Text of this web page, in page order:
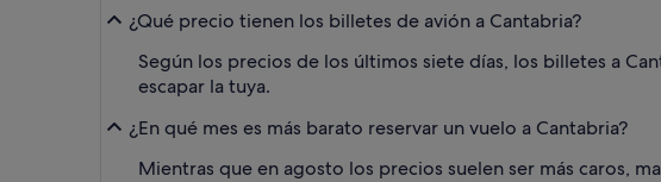
¿Qué precio tienen los billetes de avión a Cantabria?
Según los precios de los últimos siete días, los billetes a
escapar la tuya.
¿En qué mes es más barato reservar un vuelo a Cantabria?
Mientras que en agosto los precios suelen ser más caros,